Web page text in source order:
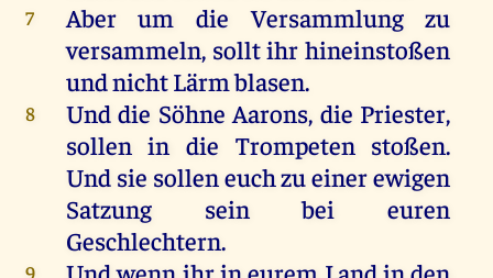
7 Aber um die Versammlung
zu
versammeln, solltihr hineinstoßen
undnichtLärmblasen.
8 Und die Söhne Aarons, die Priester,
sollen in die Trompeten stoßen.
Und sie solleneuchzueinerewigen
Satzung
sein bei
euren
Geschlechtern.
9